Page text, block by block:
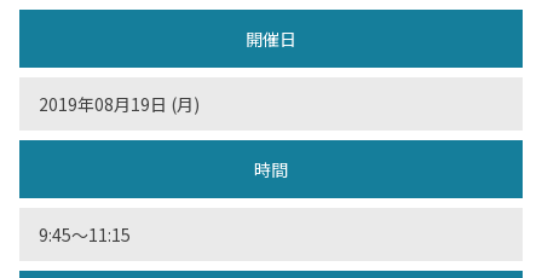
開催日
2019年08月19日 (月)
時間
9:45〜11:15